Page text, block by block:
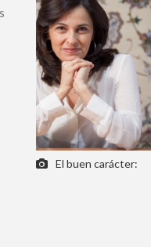
El buen carácter: